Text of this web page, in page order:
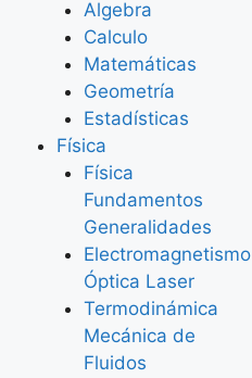
Algebra
Calculo
Matemáticas
Geometría
Estadísticas
Física
Física
Fundamentos
Generalidades
Electromagnetismo
Óptica Laser
Termodinámica
Mecánica de
Fluidos